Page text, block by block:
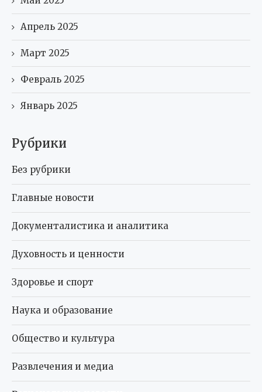
Апрель 2025
Март 2025
Февраль 2025
Январь 2025
Рубрики
Без рубрики
Главные новости
Документалистика и аналитика
Духовность и ценности
Здоровье и спорт
Наука и образование
Общество и культура
Развлечения и медиа